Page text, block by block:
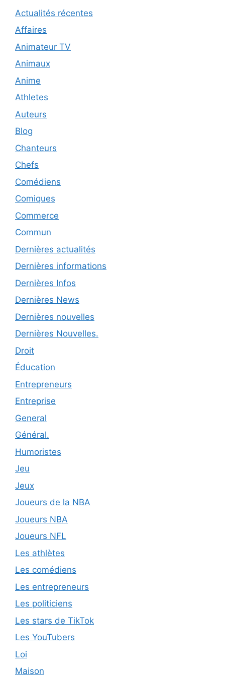
Actualités récentes
Affaires
Animateur TV
Animaux
Anime
Athletes
Auteurs
Blog
Chanteurs
Chefs
Comédiens
Comiques
Commerce
Commun
Dernières actualités
Dernières informations
Dernières Infos
Dernières News
Dernières nouvelles
Dernières Nouvelles.
Droit
Éducation
Entrepreneurs
Entreprise
General
Général.
Humoristes
Jeu
Jeux
Joueurs de la NBA
Joueurs NBA
Joueurs NFL
Les athlètes
Les comédiens
Les entrepreneurs
Les politiciens
Les stars de TikTok
Les YouTubers
Loi
Maison